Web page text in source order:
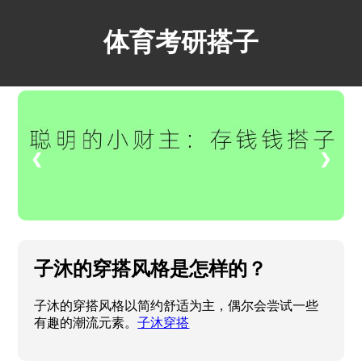
体育考研搭子
❮ ❯
子沐的穿搭风格是怎样的？
子沐的穿搭风格以简约舒适为主，偶尔会尝试一些
有趣的潮流元素。子沐穿搭